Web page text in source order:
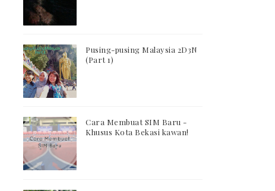
Pusing-pusing Malaysia 2D3N
(Part 1)
Cara Membuat SIM Baru -
Khusus Kota Bekasi kawan!